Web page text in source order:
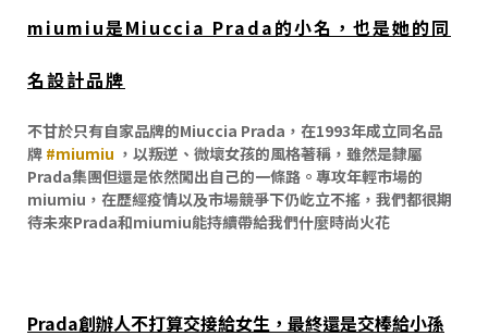
miumiu是Miuccia Prada的小名，也是她的同
名設計品牌
不甘於只有自家品牌的Miuccia Prada，在1993年成立同名品
牌 #miumiu ，以叛逆、微壞女孩的風格著稱，雖然是隸屬
Prada集團但還是依然闖出自己的一條路。專攻年輕市場的
miumiu，在歷經疫情以及市場競爭下仍屹立不搖，我們都很期
待未來Prada和miumiu能持續帶給我們什麼時尚火花
Prada創辦人不打算交接給女生，最終還是交棒給小孫